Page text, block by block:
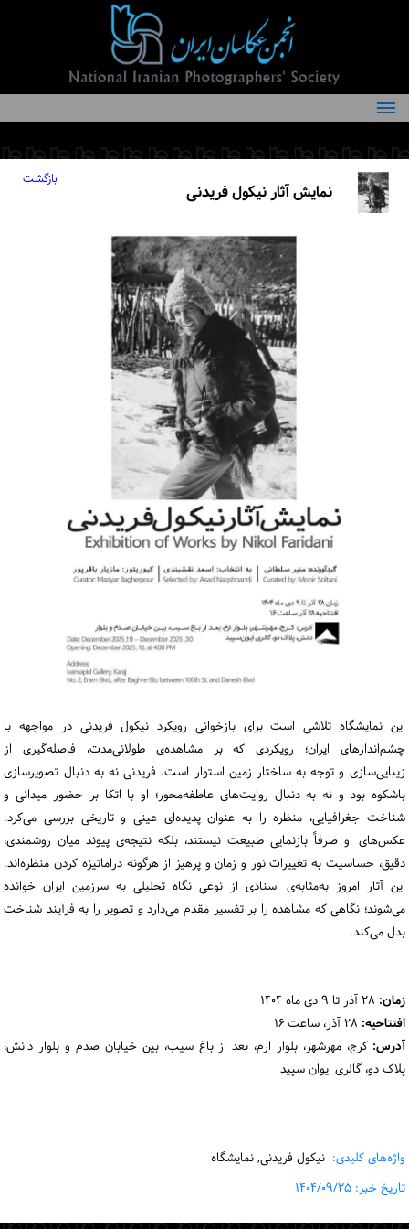
درباره انجمن
کمیته‌های انجمن
اعضاء انجمن
شرایط عضویت
اخبار
مقالات
فعالیت‌های انجمن
تماس با ما
ورود / ثبت‌نام
خرید کتاب
بازگشت
نمایش آثار نیکول فریدنی
این نمایشگاه تلاشی است برای بازخوانی رویکرد نیکول فریدنی در مواجهه با
چشم‌اندازهای ایران؛ رویکردی که بر مشاهده‌ی طولانی‌مدت، فاصله‌گیری از
زیبایی‌سازی و توجه به ساختار زمین استوار است. فریدنی نه به دنبال تصویرسازی
باشکوه بود و نه به دنبال روایت‌های عاطفه‌محور؛ او با اتکا بر حضور میدانی و
شناخت جغرافیایی، منظره را به عنوان پدیده‌ای عینی و تاریخی بررسی می‌کرد.
عکس‌های او صرفاً بازنمایی طبیعت نیستند، بلکه نتیجه‌ی پیوند میان روشمندی،
دقیق، حساسیت به تغییرات نور و زمان و پرهیز از هرگونه دراماتیزه کردن منظره‌اند.
این آثار امروز به‌مثابه‌ی اسنادی از نوعی نگاه تحلیلی به سرزمین ایران خوانده
می‌شوند؛ نگاهی که مشاهده را بر تفسیر مقدم می‌دارد و تصویر را به فرآیند شناخت
بدل می‌کند.
زمان:
افتتاحیه:
آدرس:کرج، مهرشهر، بلوار ارم، بعد از باغ سیب، بین خیابان صدم و بلوار دانش،
پلاک دو، گالری ایوان سپید
واژه‌های کلیدی: نیکول فریدنی, نمایشگاه
تاریخ خبر: ۱۴۰۴/۰۹/۲۵